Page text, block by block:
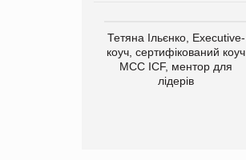
Тетяна Ільєнко, Executive-
коуч, сертифікований коуч
МСС ICF, ментор для
лідерів